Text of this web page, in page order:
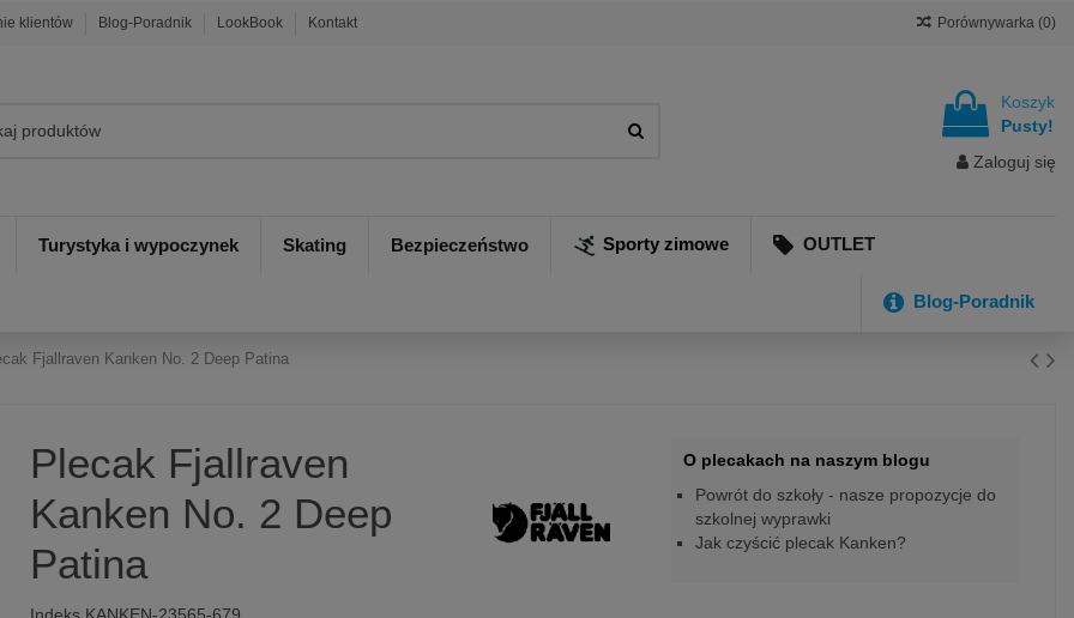
klientów Blog-Poradnik LookBook Kontakt Porównywarka (0)
Koszyk
Pusty!
Zaloguj się
Turystyka i wypoczynek Skating Bezpieczeństwo Sporty zimowe OUTLET
Blog-Poradnik
Fjallraven Kanken No. 2 Deep Patina
Plecak Fjallraven
Kanken No. 2 Deep
Patina
O plecakach na naszym blogu
Powrót do szkoły - nasze propozycje do
szkolnej wyprawki
Jak czyścić plecak Kanken?